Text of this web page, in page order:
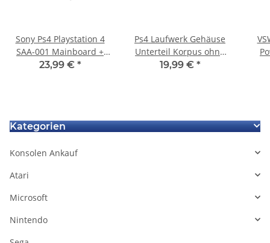
Sony Ps4 Playstation 4
SAA-001 Mainboard +
Blue Ray Mainboard
23,99 € *
Ps4 Laufwerk Gehäuse
Unterteil Korpus ohne
Laser 490 CUH-1216B für
19,99 € *
Kategorien
Konsolen Ankauf
Atari
Microsoft
Nintendo